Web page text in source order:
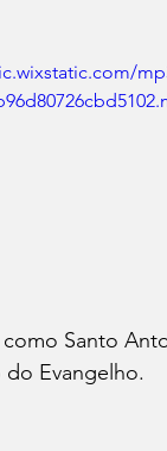
Santo
Evangelho.